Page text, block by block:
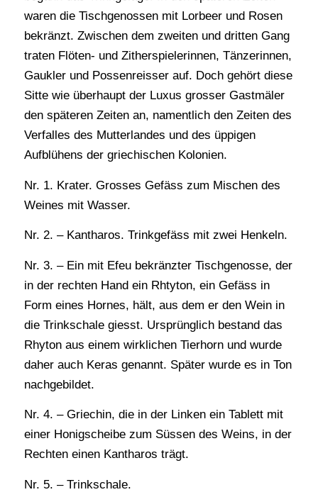
waren die Tischgenossen mit Lorbeer und Rosen
bekränzt. Zwischen dem zweiten und dritten Gang
traten Flöten- und Zitherspielerinnen, Tänzerinnen,
Gaukler und Possenreisser auf. Doch gehört diese
Sitte wie überhaupt der Luxus grosser Gastmäler
den späteren Zeiten an, namentlich den Zeiten des
Verfalles des Mutterlandes und des üppigen
Aufblühens der griechischen Kolonien.
Nr. 1. Krater. Grosses Gefäss zum Mischen des
Weines mit Wasser.
Nr. 2. – Kantharos. Trinkgefäss mit zwei Henkeln.
Nr. 3. – Ein mit Efeu bekränzter Tischgenosse, der
in der rechten Hand ein Rhtyton, ein Gefäss in
Form eines Hornes, hält, aus dem er den Wein in
die Trinkschale giesst. Ursprünglich bestand das
Rhyton aus einem wirklichen Tierhorn und wurde
daher auch Keras genannt. Später wurde es in Ton
nachgebildet.
Nr. 4. – Griechin, die in der Linken ein Tablett mit
einer Honigscheibe zum Süssen des Weins, in der
Rechten einen Kantharos trägt.
Nr. 5. – Trinkschale.